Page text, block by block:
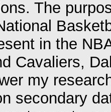
The
in the
Cavaliers,
my
secondary